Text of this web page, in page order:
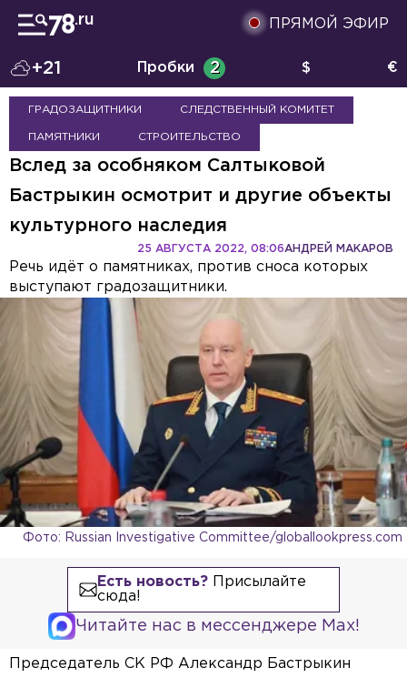
ПРЯМОЙ ЭФИР
+21 Пробки 2 $ €
ГРАДОЗАЩИТНИКИ СЛЕДСТВЕННЫЙ КОМИТЕТ
ПАМЯТНИКИ СТРОИТЕЛЬСТВО
Вслед за особняком Салтыковой
Бастрыкин осмотрит и другие объекты
культурного наследия
АНДРЕЙ МАКАРОВ
25 АВГУСТА 2022, 08:06
Речь идёт о памятниках, против сноса которых
выступают градозащитники.
Фото: Russian Investigative Committee/globallookpress.com
Есть новость?Присылайте
сюда!
Читайте нас в мессенджере Max!
Председатель СК РФ Александр Бастрыкин